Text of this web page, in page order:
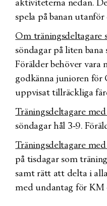
aktiviteterna nedan.
spela på banan
Om träningsdeltagare
söndagar på liten
Förälder behöver vara
godkänna junioren
uppvisat tillräckliga
Träningsdeltagare
söndagar hål 3-9.
Träningsdeltagare
på tisdagar som
samt rätt att delta i
med undantag för KM